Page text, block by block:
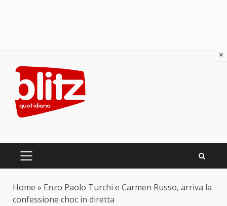
content
PRIMARY
Home » Enzo Paolo Turchi e Carmen Russo, arriva la
confessione choc in diretta
×